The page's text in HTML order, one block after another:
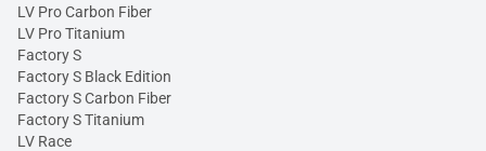
LV Pro Carbon Fiber
LV Pro Titanium
Factory S
Factory S Black Edition
Factory S Carbon Fiber
Factory S Titanium
LV Race